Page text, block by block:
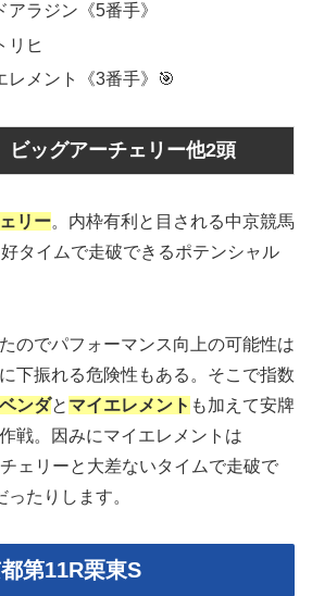
アラジン《5番手》
リヒ
レメント《3番手》🎯
ッグアーチェリー他2頭
リー。内枠有利と目される中京競馬
タイムで走破できるポテンシャル
のでパフォーマンス向上の可能性は
下振れる危険性もある。そこで指数
ンダと マイエレメント も加えて安牌
戦。因みにマイエレメントは
ェリーと大差ないタイムで走破で
たりします。
第11R栗東S